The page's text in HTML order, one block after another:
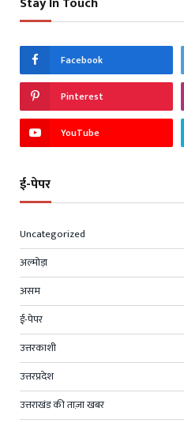
Facebook
Pinterest
YouTube
ई-पेपर
Uncategorized
अल्मोड़ा
असम
ई-पेपर
उत्तरकाशी
उत्तरप्रदेश
उत्तराखंड की ताज़ा खबर